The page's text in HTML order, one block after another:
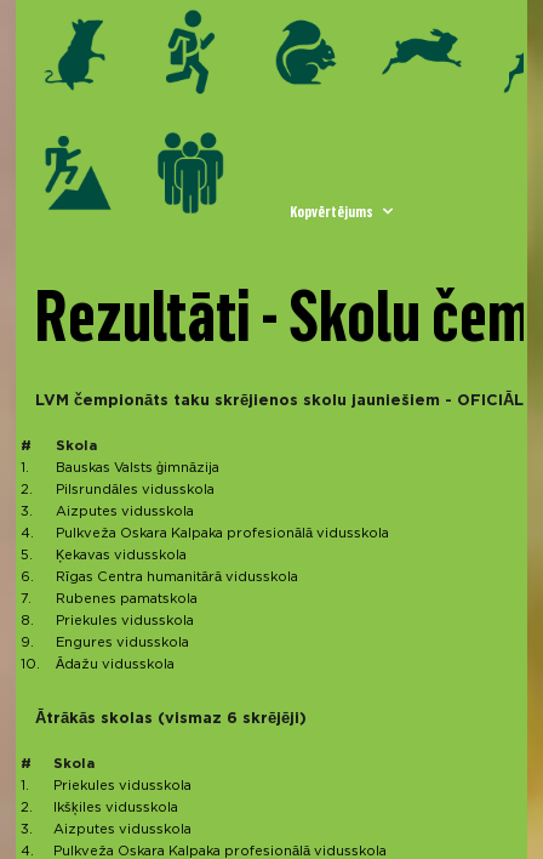
Kopvērtējums
Rezultāti - Skolu
LVM čempionāts taku skrējienos skolu jauniešiem -
#
Skola
1.
Bauskas Valsts ģimnāzija
2.
Pilsrundāles vidusskola
3.
Aizputes vidusskola
4.
Pulkveža Oskara Kalpaka profesionālā vidusskola
5.
Ķekavas vidusskola
6.
Rīgas Centra humanitārā vidusskola
7.
Rubenes pamatskola
8.
Priekules vidusskola
9.
Engures vidusskola
10.
Ādažu vidusskola
Ātrākās skolas (vismaz 6 skrējēji)
#
Skola
1.
Priekules vidusskola
2.
Ikšķiles vidusskola
3.
Aizputes vidusskola
4.
Pulkveža Oskara Kalpaka profesionālā vidusskola